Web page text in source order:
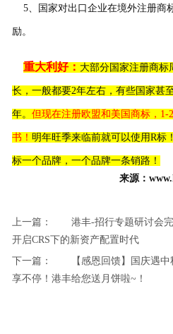
5、国家对出口企业在境外注册商
励。
重大利好： 大部分国家注册商标
长，一般都要2年左右，有些国家甚
年。 但现在注册欧盟和美国商标，1-
书！ 明年旺季来临前就可以使用R标
标一个品牌，一个品牌一条销路！
来源：
上一篇：
港丰-招行专题研讨会完
开启CRS下的新资产配置时代
下一篇：
【感恩回馈】国庆遇
享不停！港丰给您送月饼啦~！